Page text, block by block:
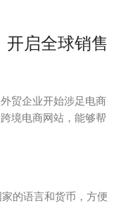
开启全球销售
贸企业开始涉足电商
境电商网站，能够帮
的语言和货币，方便